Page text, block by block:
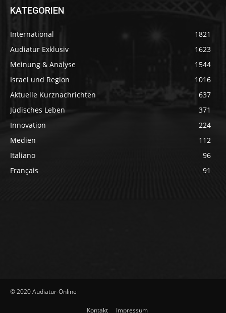
KATEGORIEN
International
1821
Audiatur Exklusiv
1623
Meinung & Analyse
1544
Israel und Region
1016
Aktuelle Kurznachrichten
637
Jüdisches Leben
371
Innovation
224
Medien
112
Italiano
96
Français
91
© 2020 Audiatur-Online
Kontakt Impressum